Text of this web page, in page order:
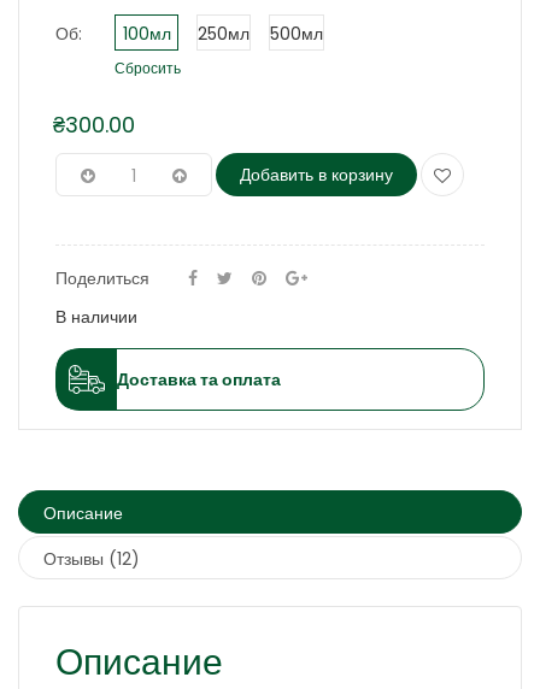
Об: 100мл 250мл 500мл
Сбросить
₴300.00
Добавить в корзину
Поделиться
В наличии
Доставка та оплата
Описание
Отзывы (12)
Описание